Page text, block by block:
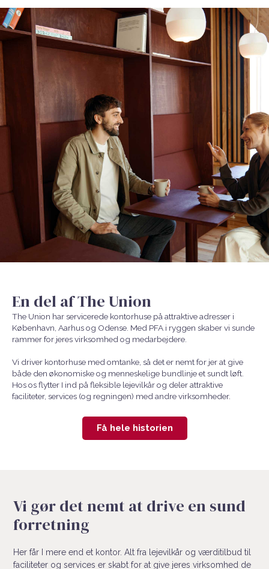
En del af The Union
The Union har servicerede kontorhuse på attraktive adresser i
København, Aarhus og Odense. Med PFA i ryggen skaber vi sunde
rammer for jeres virksomhed og medarbejdere.
Vi driver kontorhuse med omtanke, så det er nemt for jer at give
både den økonomiske og menneskelige bundlinje et sundt løft.
Hos os flytter I ind på fleksible lejevilkår og deler attraktive
faciliteter, services (og regningen) med andre virksomheder.
Få hele historien
Vi gør det nemt at drive en sund
forretning
Her får I mere end et kontor. Alt fra lejevilkår og værditilbud til
faciliteter og services er skabt for at give jeres virksomhed de